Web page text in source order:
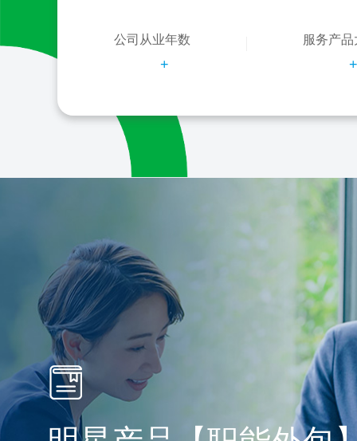
公司从业年数
+
服务产